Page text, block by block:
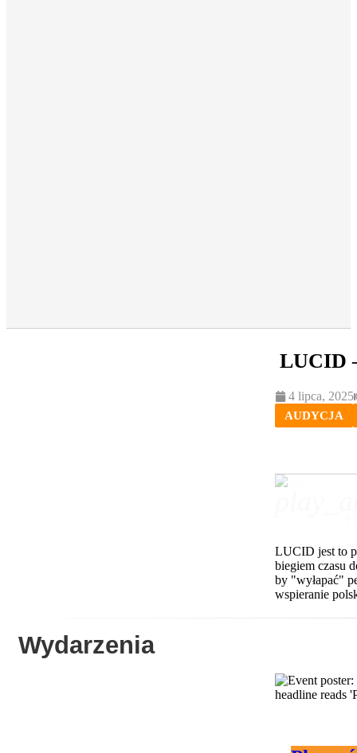
LUCID
4 lipca, 2025
AUDYCJA
LUCID jest to
biegiem czasu
by "wyłapać"
wspieranie
Wydarzenia